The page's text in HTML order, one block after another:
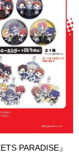
PARADISE』